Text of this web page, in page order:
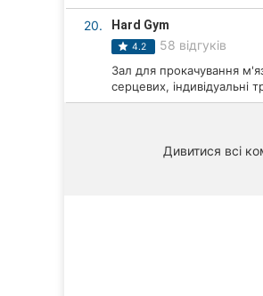
20. Hard Gym
4.2 58 відгуків
Зал для прокачування
серцевих, індивідуальні
Дивитися всі